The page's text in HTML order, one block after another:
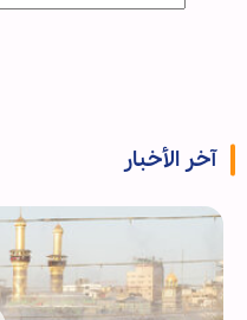
آخر الأخبار